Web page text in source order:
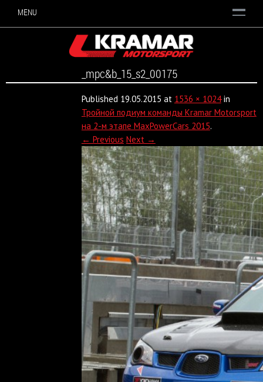
MENU
_mpc&b_15_s2_00175
Published 19.05.2015 at 1536 × 1024in
Тройной подиум команды Kramar Motorsport
на 2-м этапе MaxPowerCars 2015.
← Previous Next →